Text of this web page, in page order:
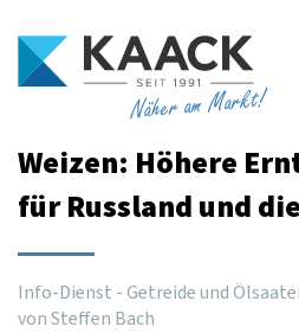
Näher am Markt!
Weizen: Höhere
für Russland und
Info-Dienst - Getreide und
von Steffen Bach